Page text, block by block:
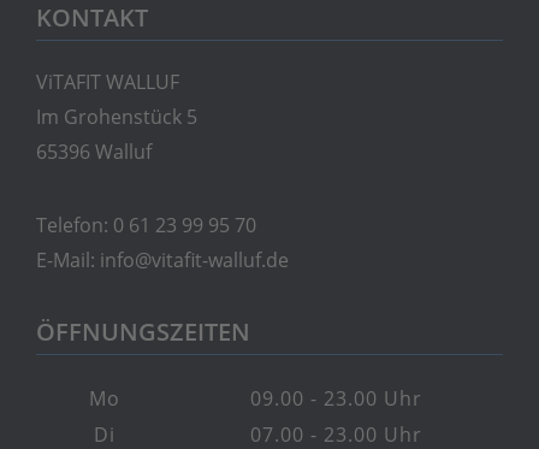
KONTAKT
ViTAFIT WALLUF
Im Grohenstück 5
65396 Walluf
Telefon: 0 61 23 99 95 70
E-Mail: info@vitafit-walluf.de
ÖFFNUNGSZEITEN
Mo
09.00 - 23.00 Uhr
Di
07.00 - 23.00 Uhr